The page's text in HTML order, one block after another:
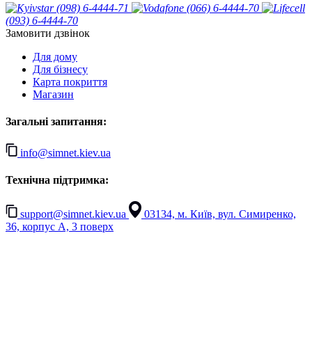
(098) 6-4444-71
(066) 6-4444-70
(093) 6-4444-70
Замовити дзвінок
Для дому
Для бізнесу
Карта покриття
Магазин
Загальні запитання:
info@simnet.kiev.ua
Технічна підтримка:
support@simnet.kiev.ua
03134, м. Київ, вул. Симиренко,
36, корпус А, 3 поверх